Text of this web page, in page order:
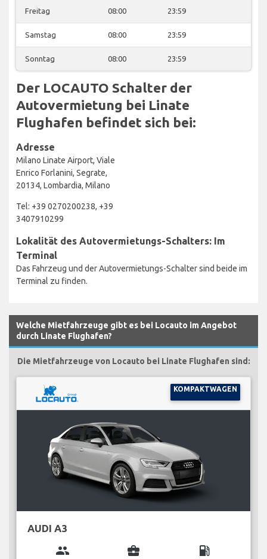
Freitag 08:00 23:59
Samstag 08:00 23:59
Sonntag 08:00 23:59
Der LOCAUTO Schalter der
Autovermietung bei Linate
Flughafen befindet sich bei:
Adresse
Milano Linate Airport, Viale
Enrico Forlanini, Segrate,
20134, Lombardia, Milano
Tel: +39 0270200238, +39
3407910299
Lokalität des Autovermietungs-Schalters: Im
Terminal
Das Fahrzeug und der Autovermietungs-Schalter sind beide im
Terminal zu finden.
Welche Mietfahrzeuge gibt es bei Locauto im Angebot
durch Linate Flughafen?
Die Mietfahrzeuge von Locauto bei Linate Flughafen sind:
KOMPAKTWAGEN
AUDI A3
group business_center local_gas_station